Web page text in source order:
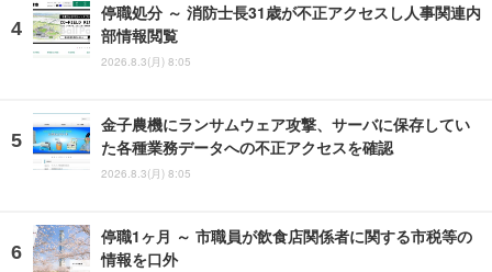
停職処分 ～ 消防士長31歳が不正アクセスし人事関連内
部情報閲覧
2026.8.3(月) 8:05
金子農機にランサムウェア攻撃、サーバに保存してい
た各種業務データへの不正アクセスを確認
2026.8.3(月) 8:05
停職1ヶ月 ～ 市職員が飲食店関係者に関する市税等の
情報を口外